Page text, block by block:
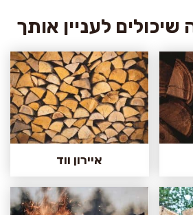
לעניין אותך
איירון ווד